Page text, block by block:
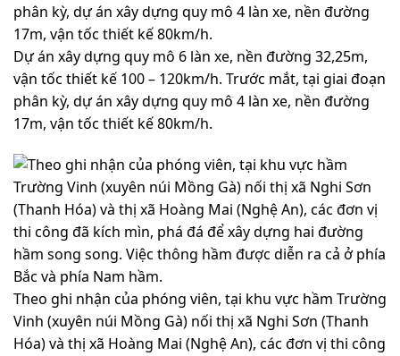
Dự án xây dựng quy mô 6 làn xe, nền đường 32,25m,
vận tốc thiết kế 100 – 120km/h. Trước mắt, tại giai đoạn
phân kỳ, dự án xây dựng quy mô 4 làn xe, nền đường
17m, vận tốc thiết kế 80km/h.
Theo ghi nhận của phóng viên, tại khu vực hầm Trường
Vinh (xuyên núi Mồng Gà) nối thị xã Nghi Sơn (Thanh
Hóa) và thị xã Hoàng Mai (Nghệ An), các đơn vị thi công